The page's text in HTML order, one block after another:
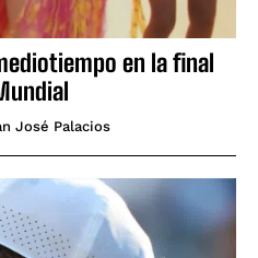
en la final
José Palacios